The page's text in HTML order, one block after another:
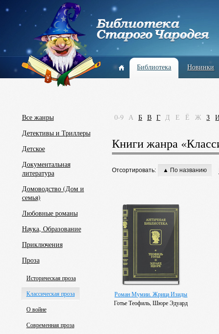
Библиотека Новинки
Все жанры
Детективы и Триллеры
Детское
Документальная
литература
Домоводство (Дом и
семья)
Любовные романы
Наука, Образование
Приключения
Проза
Историческая проза
Классическая проза
О войне
Современная проза
0-9 А Б В Г Д Е Ё Ж З
Книги жанра
Отсортировать: ▲ По названию
Роман Мумии. Жрица Изиды
Готье Теофиль, Шюре Эдуард